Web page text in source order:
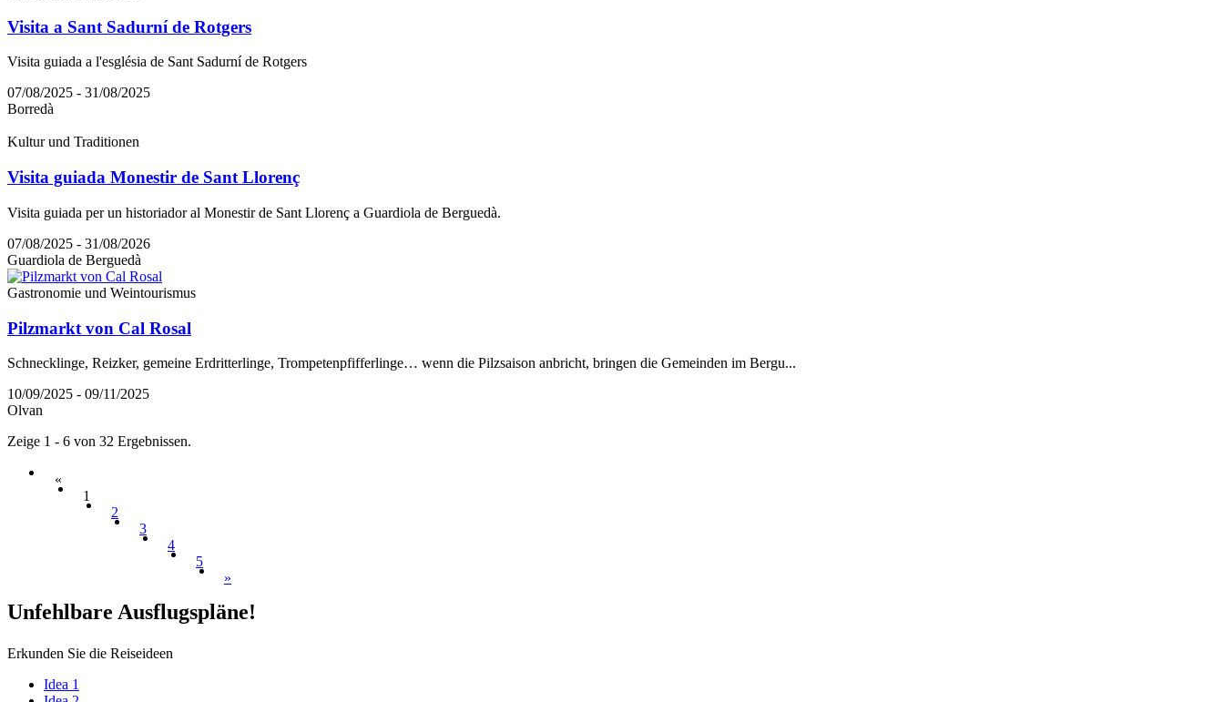
Visita a Sant Sadurní de Rotgers
Visita guiada a l'església de Sant Sadurní de Rotgers
07/08/2025 - 31/08/2025
Borredà
Kultur und Traditionen
Visita guiada Monestir de Sant Llorenç
Visita guiada per un historiador al Monestir de Sant Llorenç a Guardiola de Berguedà.
07/08/2025 - 31/08/2026
Guardiola de Berguedà
Gastronomie und Weintourismus
Pilzmarkt von Cal Rosal
Schnecklinge, Reizker, gemeine Erdritterlinge, Trompetenpfifferlinge… wenn die Pilzsaison anbricht, bringen die Gemeinden im Bergu...
10/09/2025 - 09/11/2025
Olvan
Zeige 1 - 6 von 32 Ergebnissen.
«
1
2
3
4
5
»
Unfehlbare Ausflugspläne!
Erkunden Sie die Reiseideen
Idea 1